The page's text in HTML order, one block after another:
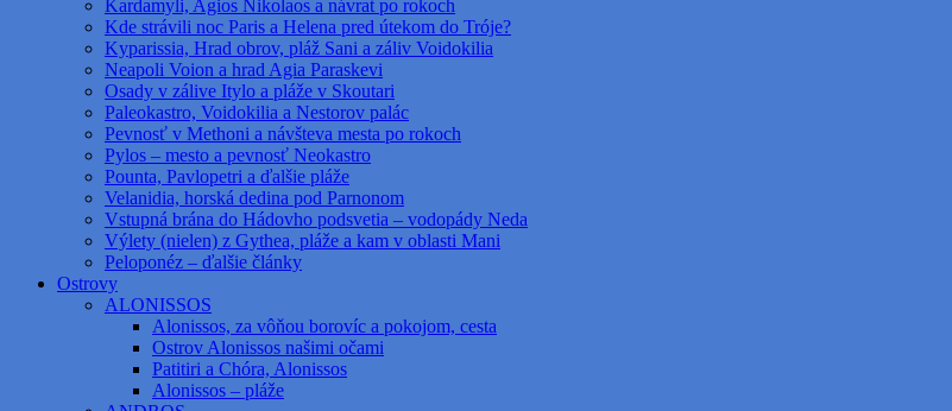
Kardamyli, Agios Nikolaos a návrat po rokoch
Kde strávili noc Paris a Helena pred útekom do Tróje?
Kyparissia, Hrad obrov, pláž Sani a záliv Voidokilia
Neapoli Voion a hrad Agia Paraskevi
Osady v zálive Itylo a pláže v Skoutari
Paleokastro, Voidokilia a Nestorov palác
Pevnosť v Methoni a návšteva mesta po rokoch
Pylos – mesto a pevnosť Neokastro
Pounta, Pavlopetri a ďalšie pláže
Velanidia, horská dedina pod Parnonom
Vstupná brána do Hádovho podsvetia – vodopády Neda
Výlety (nielen) z Gythea, pláže a kam v oblasti Mani
Peloponéz – ďalšie články
Ostrovy
ALONISSOS
Alonissos, za vôňou borovíc a pokojom, cesta
Ostrov Alonissos našimi očami
Patitiri a Chóra, Alonissos
Alonissos – pláže